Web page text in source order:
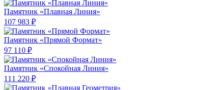
Памятник «Плавная Линия»
107 983 ₽
Памятник «Прямой Формат»
97 110 ₽
Памятник «Спокойная Линия»
111 220 ₽